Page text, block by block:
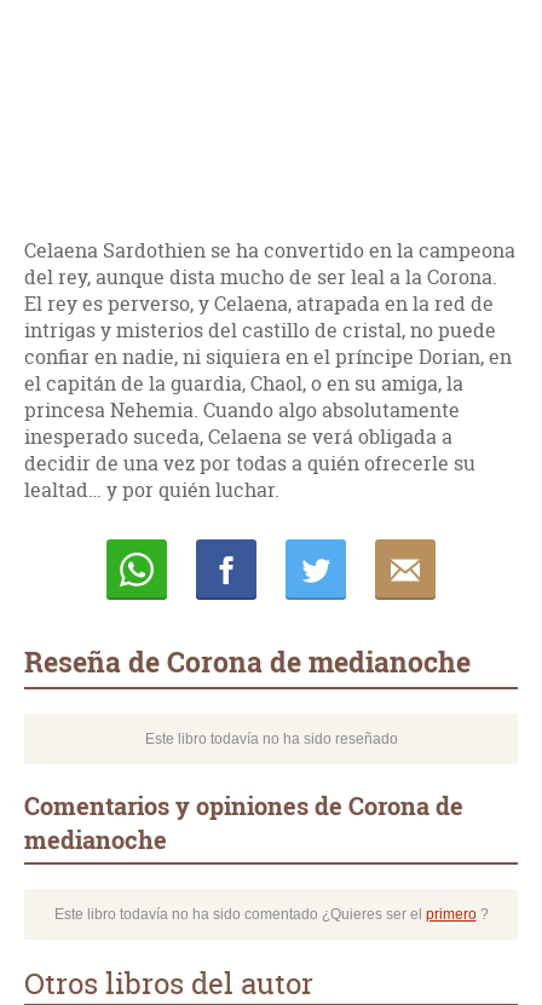
Celaena Sardothien se ha convertido en la campeona
del rey, aunque dista mucho de ser leal a la Corona.
El rey es perverso, y Celaena, atrapada en la red de
intrigas y misterios del castillo de cristal, no puede
confiar en nadie, ni siquiera en el príncipe Dorian, en
el capitán de la guardia, Chaol, o en su amiga, la
princesa Nehemia. Cuando algo absolutamente
inesperado suceda, Celaena se verá obligada a
decidir de una vez por todas a quién ofrecerle su
lealtad… y por quién luchar.
Reseña de Corona de medianoche
Este libro todavía no ha sido reseñado
Comentarios y opiniones de Corona de
medianoche
Este libro todavía no ha sido comentado ¿Quieres ser el primero?
Otros libros del autor